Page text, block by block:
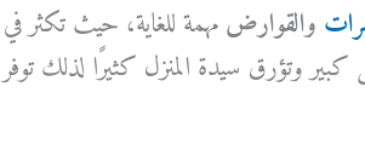
والقوارضمهمة للغاية، حيث
وتؤرق سيدة المنزل كثيرًا لذلك توفر